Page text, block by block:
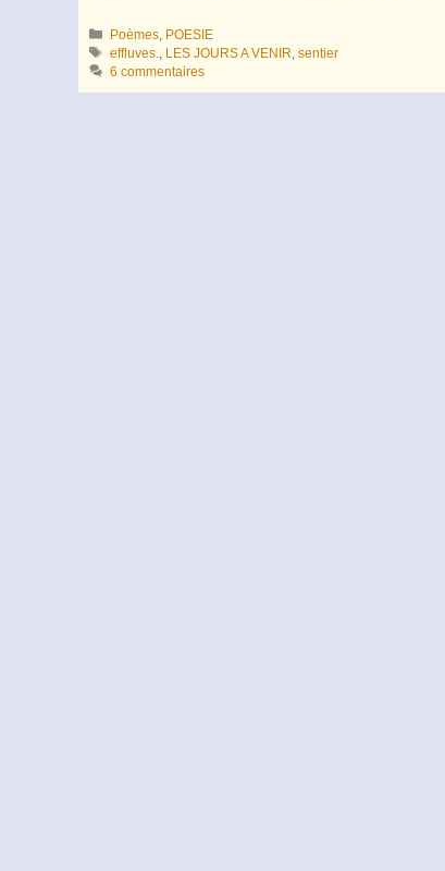
Catégories
Poèmes POESIE
Étiquettes
effluves. LES JOURS A VENIR ,sentier
6 commentaires